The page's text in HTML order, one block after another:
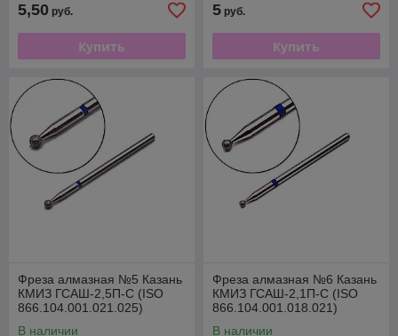
5,50 руб.
Купить
5 руб.
Купить
Фреза алмазная №5 Казань
КМИЗ ГСАШ-2,5П-С (ISO
866.104.001.021.025)
В наличии
Фреза алмазная №6 Казань
КМИЗ ГСАШ-2,1П-С (ISO
866.104.001.018.021)
В наличии